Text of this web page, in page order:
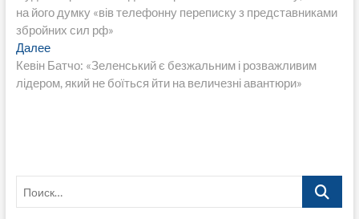
по
записям
на його думку «вів телефонну переписку з представниками
збройних сил рф»
ДалееСледующая
запись:
Кевін Батчо: «Зеленський є безжальним і розважливим
лідером, який не боїться йти на величезні авантюри»
Поиск…